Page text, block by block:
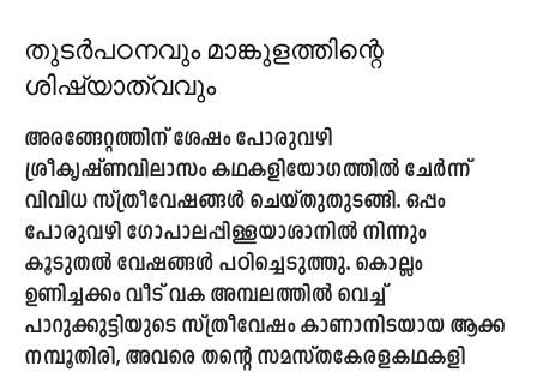
തുടർപഠനവും മാങ്കുളത്തിന്റെ
ശിഷ്യാത്വവും
അരങ്ങേറ്റത്തിന് ശേഷം പോരുവഴി
ശ്രീകൃഷ്ണവിലാസം കഥകളിയോഗത്തിൽ ചേർന്ന്
വിവിധ സ്ത്രീവേഷങ്ങൾ ചെയ്തുതുടങ്ങി. ഒപ്പം
പോരുവഴി ഗോപാലപ്പിള്ളയാശാനിൽ നിന്നും
കൂടുതൽ വേഷങ്ങൾ പഠിച്ചെടുത്തു. കൊല്ലം
ഉണിച്ചക്കം വീട് വക അമ്പലത്തിൽ വെച്ച്
പാറുക്കുട്ടിയുടെ സ്ത്രീവേഷം കാണാനിടയായ ആക്ക
നമ്പൂതിരി, അവരെ തന്റെ സമസ്തകേരളകഥകളി